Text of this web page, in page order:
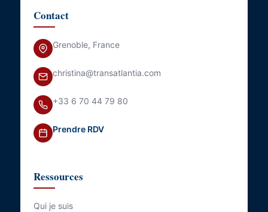
Contact
Grenoble, France
christina@transatlantia.com
+33 6 70 44 79 80
Prendre RDV
Ressources
Qui je suis